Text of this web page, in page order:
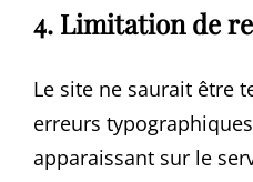
4. Limitation de
Le site ne saurait être
erreurs
apparaissant sur le